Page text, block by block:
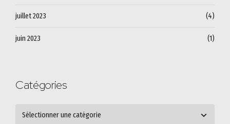
juillet 2023 (4)
juin 2023 (1)
Catégories